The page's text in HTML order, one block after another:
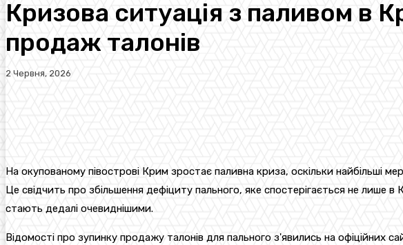
Кризова ситуація з паливом в
продаж талонів
2 Червня, 2026
На окупованому півострові Крим зростає паливна криза, оскільки найбільші
Це свідчить про збільшення дефіциту пального, яке спостерігається не лише
стають дедалі очевиднішими.
Відомості про зупинку продажу талонів для пального з'явились на офіційних